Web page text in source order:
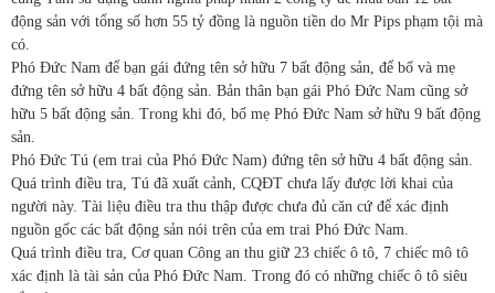
động sản với tổng số hơn 55 tỷ đồng là nguồn tiền do Mr Pips phạm tội mà
có.
Phó Đức Nam để bạn gái đứng tên sở hữu 7 bất động sản, để bố và mẹ
đứng tên sở hữu 4 bất động sản. Bản thân bạn gái Phó Đức Nam cũng sở
hữu 5 bất động sản. Trong khi đó, bố mẹ Phó Đức Nam sở hữu 9 bất động
sản.
Phó Đức Tú (em trai của Phó Đức Nam) đứng tên sở hữu 4 bất động sản.
Quá trình điều tra, Tú đã xuất cảnh, CQĐT chưa lấy được lời khai của
người này. Tài liệu điều tra thu thập được chưa đủ căn cứ để xác định
nguồn gốc các bất động sản nói trên của em trai Phó Đức Nam.
Quá trình điều tra, Cơ quan Công an thu giữ 23 chiếc ô tô, 7 chiếc mô tô
xác định là tài sản của Phó Đức Nam. Trong đó có những chiếc ô tô siêu